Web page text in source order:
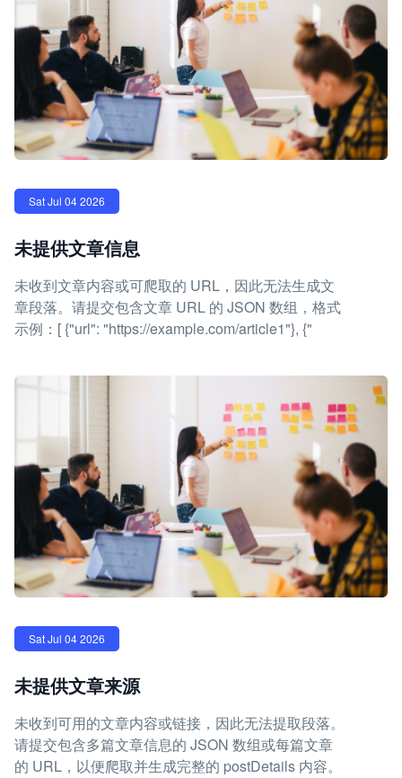
Sat Jul 04 2026
未提供文章信息
未收到文章内容或可爬取的 URL，因此无法生成文
章段落。请提交包含文章 URL 的 JSON 数组，格式
示例：[ {"url": "https://example.com/article1"}, {"
Sat Jul 04 2026
未提供文章来源
未收到可用的文章内容或链接，因此无法提取段落。
请提交包含多篇文章信息的 JSON 数组或每篇文章
的 URL，以便爬取并生成完整的 postDetails 内容。